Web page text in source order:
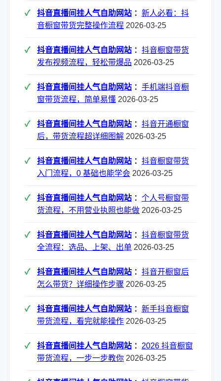
抖音直播间挂人气自助网站 ： 新人必看：抖
音橱窗带货完整操作流程 2026-03-25
抖音直播间挂人气自助网站 ： 抖音橱窗带货
发布视频流程，轻松带爆品 2026-03-25
抖音直播间挂人气自助网站 ： 手机端抖音橱
窗带货流程，简单易懂 2026-03-25
抖音直播间挂人气自助网站 ： 抖音开通橱窗
后，带货流程超详细图解 2026-03-25
抖音直播间挂人气自助网站 ： 抖音橱窗带货
入门流程，0 基础也能学会 2026-03-25
抖音直播间挂人气自助网站 ： 个人号橱窗带
货流程，不用营业执照也能做 2026-03-25
抖音直播间挂人气自助网站 ： 抖音橱窗带货
全流程：选品、上架、出单 2026-03-25
抖音直播间挂人气自助网站 ： 抖音开橱窗后
怎么带货？详细操作步骤 2026-03-25
抖音直播间挂人气自助网站 ： 新手抖音橱窗
带货流程，看完就能操作 2026-03-25
抖音直播间挂人气自助网站 ： 2026 抖音橱窗
带货流程，一步一步教你 2026-03-25